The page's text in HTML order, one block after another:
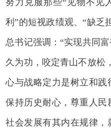
利”的短视政绩观、“缺乏
总书记强调：“实现共同
久为功，咬定青山不放松
心与战略定力是树立和践
保持历史耐心，尊重人民
社会发展有其内在规律，